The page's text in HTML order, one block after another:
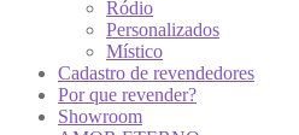
Ródio
Personalizados
Místico
Cadastro de revendedores
Por que revender?
Showroom